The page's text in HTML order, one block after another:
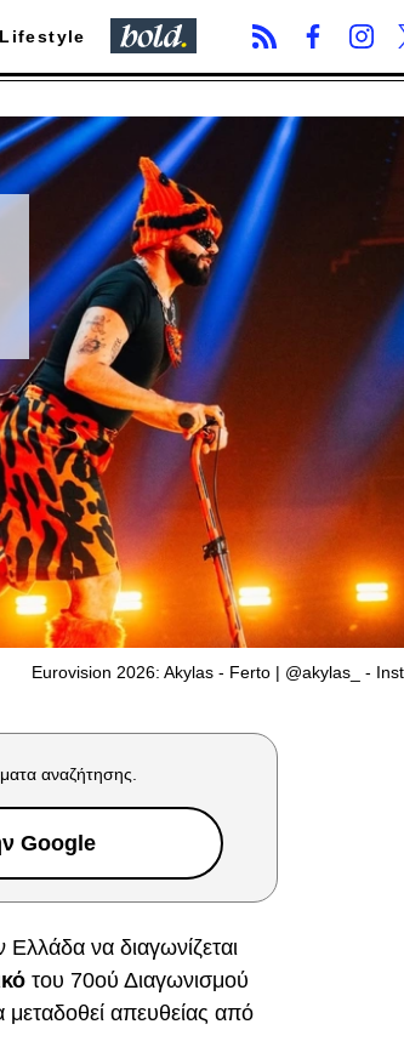
Lifestyle
Eurovision 2026: Akylas - Ferto | @akylas_ -
αναζήτησης.
Google
να διαγωνίζεται
του 70ού Διαγωνισμού
απευθείας από